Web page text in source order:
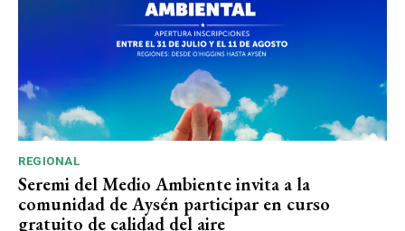
REGIONAL
Seremi del Medio Ambiente invita a la
comunidad de Aysén participar en curso
gratuito de calidad del aire